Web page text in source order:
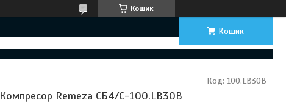
Кошик
Кошик
Компресор Remeza СБ4/С-100.LB30B
Код: 100.LB30B